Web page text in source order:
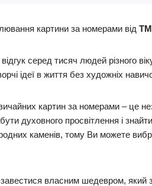
картини за номерами від ТМ
серед тисяч людей різного
ідеї в життя без художніх
картин за номерами – це
духовного просвітлення і
каменів, тому Ви можете
власним шедевром, який